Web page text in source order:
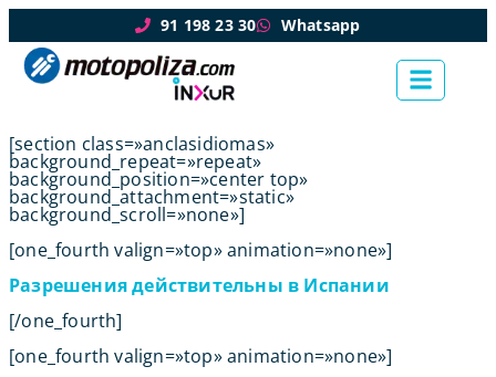
91 198 23 30 Whatsapp
[section class=»anclasidiomas»
background_repeat=»repeat»
background_position=»center top»
background_attachment=»static»
background_scroll=»none»]
[one_fourth valign=»top» animation=»none»]
Разрешения действительны в Испании
[/one_fourth]
[one_fourth valign=»top» animation=»none»]